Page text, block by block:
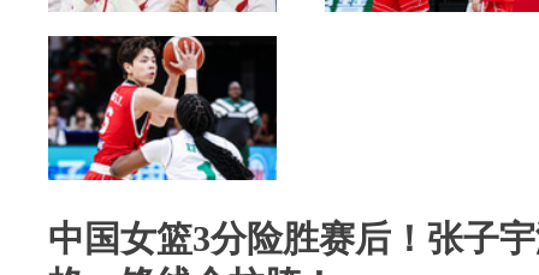
中国女篮3分险胜赛后！张子